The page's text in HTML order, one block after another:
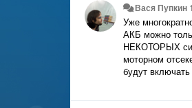
Вася Пупкин
Уже
АКБ можно
НЕКОТОРЫХ
моторном
будут